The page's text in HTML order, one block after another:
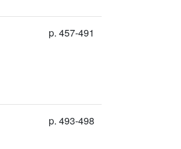
p. 457-491
p. 493-498